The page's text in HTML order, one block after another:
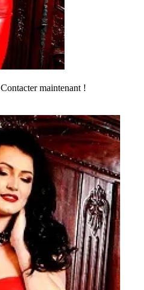
Contacter maintenant !